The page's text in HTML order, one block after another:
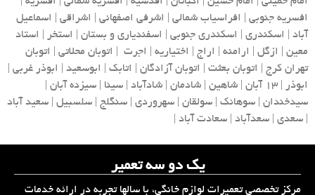
افسریه جنوبی | افراسیاب شمالی | اشرفی اصفهانی | اشراقی | اسماعیل
آباد | اسکندری | اسکندری جنوبی | اسفندیاری و بستان | استخر | استاد
معین | ازگل | ارامنه | اراج | اختیاریه | اجرت | اتوبان محلاتی | اتوبان
تهران کرج | اتوبان بعثت | اتوبان آزادگان | اتابک | ابوسعید | ابوذر غربی |
ابوذر | 13 آبان | شاهین | شادمان | شادآباد | سینا | سیزده آبان |
سیدخندان | سوهانک | سولقان | سهروردی | سنگلج | سلسبیل | سعید آباد
| سعدی | سعدآباد | سعادت آباد |
یک دو سه تعمیر
مرکز تخصصی تعمیرات لوازم خانگی، با سالها تجربه در ارائه خدمات